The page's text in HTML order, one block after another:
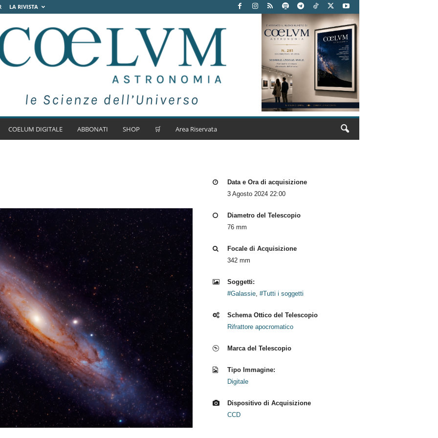
LA RIVISTA
COELUM DIGITALE ABBONATI SHOP 🛒 Area Riservata
Data e Ora di acquisizione
3 Agosto 2024 22:00
Diametro del Telescopio
76 mm
Focale di Acquisizione
342 mm
Soggetti:
#Galassie, #Tutti i soggetti
Schema Ottico del Telescopio
Rifrattore apocromatico
Marca del Telescopio
Tipo Immagine:
Digitale
Dispositivo di Acquisizione
CCD